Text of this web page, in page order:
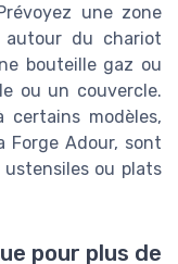
une zone
autour du chariot
bouteille gaz ou
ou un couvercle.
certains modèles,
Forge Adour, sont
ou plats
pour plus de